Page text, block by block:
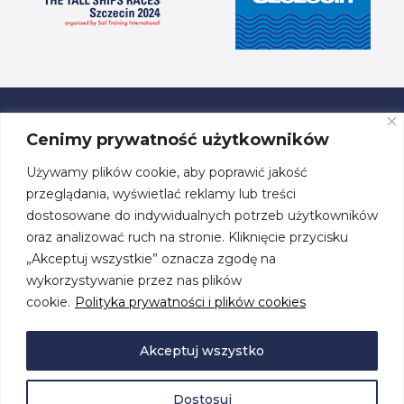
Cenimy prywatność użytkowników
Używamy plików cookie, aby poprawić jakość
przeglądania, wyświetlać reklamy lub treści
dostosowane do indywidualnych potrzeb użytkowników
oraz analizować ruch na stronie. Kliknięcie przycisku
„Akceptuj wszystkie” oznacza zgodę na
wykorzystywanie przez nas plików
cookie. Polityka prywatności i plików cookies
Dostosuj
Akceptuj wszystko
ul. Przestrzenna 19, 70-800 Szczecin
tel. +48 91 460 08 44